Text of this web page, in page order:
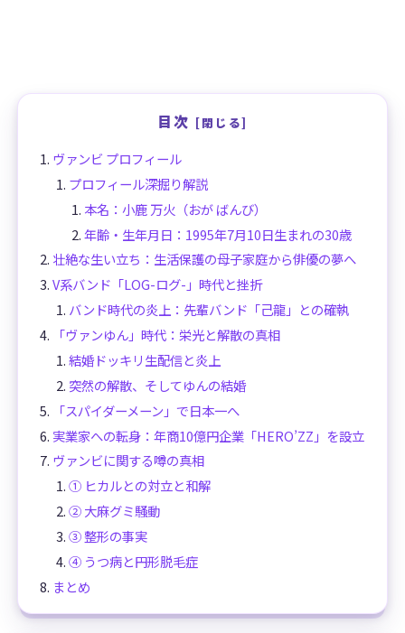
目次
ヴァンビ プロフィール
プロフィール深掘り解説
本名：小鹿 万火（おが ばんび）
年齢・生年月日：1995年7月10日生まれの30歳
壮絶な生い立ち：生活保護の母子家庭から俳優の夢へ
V系バンド「LOG-ログ-」時代と挫折
バンド時代の炎上：先輩バンド「己龍」との確執
「ヴァンゆん」時代：栄光と解散の真相
結婚ドッキリ生配信と炎上
突然の解散、そしてゆんの結婚
「スパイダーメーン」で日本一へ
実業家への転身：年商10億円企業「HERO’ZZ」を設立
ヴァンビに関する噂の真相
① ヒカルとの対立と和解
② 大麻グミ騒動
③ 整形の事実
④ うつ病と円形脱毛症
まとめ